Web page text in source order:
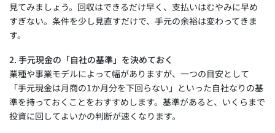
見てみましょう。回収はできるだけ早く、支払いはむやみに早め
すぎない。条件を少し見直すだけで、手元の余裕は変わってきま
す。
2. 手元現金の「自社の基準」を決めておく
業種や事業モデルによって幅がありますが、一つの目安として
「手元現金は月商の1か月分を下回らない」といった自社なりの基
準を持っておくことをおすすめします。基準があると、いくらまで
投資に回してよいかの判断が速くなります。